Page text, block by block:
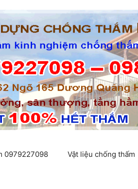
0979227098 Vật liệu chống thấm